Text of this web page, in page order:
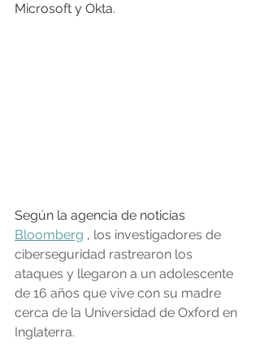
Microsoft y Okta.
Según la agencia de noticias
Bloomberg , los investigadores de
ciberseguridad rastrearon los
ataques y llegaron a un adolescente
de 16 años que vive con su madre
cerca de la Universidad de Oxford en
Inglaterra.